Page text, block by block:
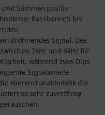
Stimmen positiv
Bassbereich bis
dröhnendes Signal. Des
2kHz und 6kHz für
während zwei Dips
Signalanteile
Nierencharakteristik die
so sehr zuverlässig